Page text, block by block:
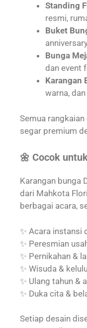
Standing
resmi,
Buket
Bunga
dan event
Karangan
warna,
Semua
segar premium
🌼 Cocok
Karangan bunga
dari Mahkota
berbagai acara,
✨ Acara instansi
✨ Peresmian
✨ Pernikahan &
✨ Wisuda &
✨ Ulang tahun &
✨ Duka cita &
Setiap desain